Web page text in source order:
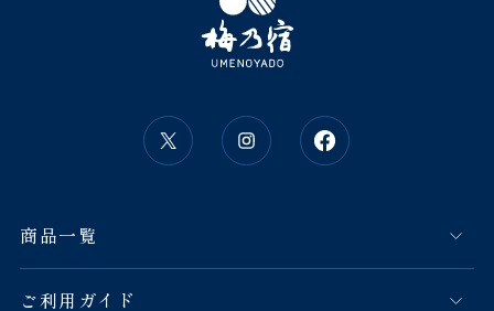
商品一覧
ご利用ガイド